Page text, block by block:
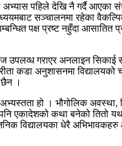
पहिले देखि नै गर्दै आएका
सञ्चालनमा रहेका
पक्ष प्रष्ट नहुँदा आसातित
उपलव्ध गराएर अनलाइन सिकाई
कडा अनुशासनमा विद्यालयको
छैन ।
अभ्यस्तता हो । भौगोलिक
एकादेशको कथा बनेको तितो
विद्यालयका धेरै